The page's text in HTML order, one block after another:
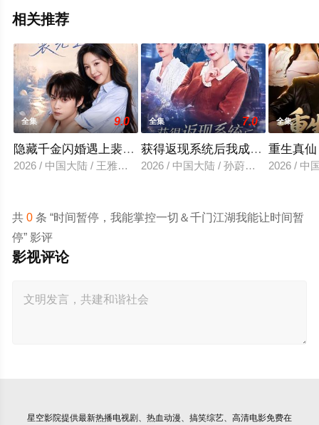
相关推荐
全集 9.0
隐藏千金闪婚遇上裴先生
2026 / 中国大陆 / 王雅清＆朱城玮
全集 7.0
获得返现系统后我成了万人迷
2026 / 中国大陆 / 孙蔚琳＆魏胜奇
全集
重生真
2026 / 中
共 0条 “时间暂停，我能掌控一切＆千门江湖我能让时间暂
停” 影评
影视评论
星空影院提供最新热播电视剧、热血动漫、搞笑综艺、高清电影免费在